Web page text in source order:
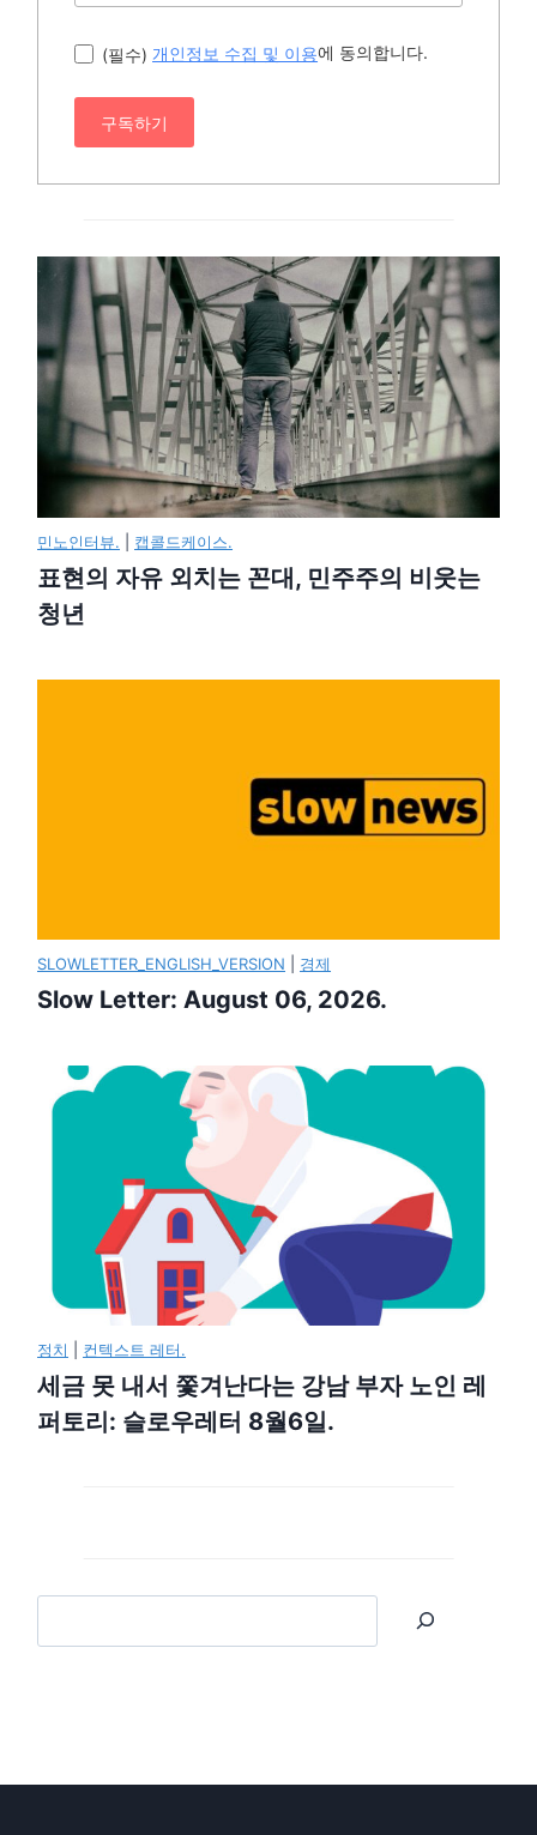
(필수) 개인정보 수집 및 이용에 동의합니다.
구독하기
민노인터뷰. 캡콜드케이스.
표현의 자유 외치는 꼰대, 민주주의 비웃는
청년
SLOWLETTER_ENGLISH_VERSION 경제
Slow Letter: August 06, 2026.
정치 컨텍스트 레터.
세금 못 내서 쫓겨난다는 강남 부자 노인 레
퍼토리: 슬로우레터 8월6일.